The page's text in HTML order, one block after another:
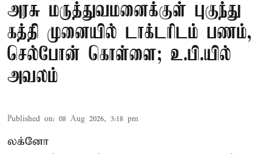
அரசு மருத்துவமனைக்குள் புகுந்து
கத்தி முனையில் டாக்டரிடம் பணம்,
செல்போன் கொள்ளை; உ.பி.யில்
அவலம்
Published on: 08 Aug 2026, 3:18 pm
லக்னோ